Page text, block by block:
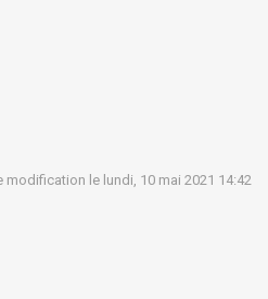
modification le lundi, 10 mai 2021 14:42